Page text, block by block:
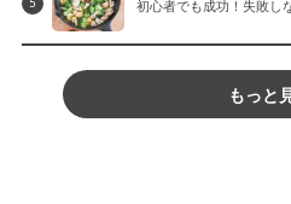
5 初心者でも成功！失敗し
もっと